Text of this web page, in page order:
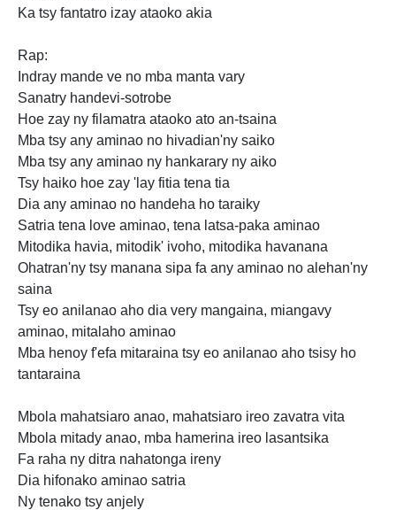
Ka tsy fantatro izay ataoko akia
Rap:
Indray mande ve no mba manta vary
Sanatry handevi-sotrobe
Hoe zay ny filamatra ataoko ato an-tsaina
Mba tsy any aminao no hivadian'ny saiko
Mba tsy any aminao ny hankarary ny aiko
Tsy haiko hoe zay 'lay fitia tena tia
Dia any aminao no handeha ho taraiky
Satria tena love aminao, tena latsa-paka aminao
Mitodika havia, mitodik' ivoho, mitodika havanana
Ohatran'ny tsy manana sipa fa any aminao no alehan'ny
saina
Tsy eo anilanao aho dia very mangaina, miangavy
aminao, mitalaho aminao
Mba henoy f'efa mitaraina tsy eo anilanao aho tsisy ho
tantaraina
Mbola mahatsiaro anao, mahatsiaro ireo zavatra vita
Mbola mitady anao, mba hamerina ireo lasantsika
Fa raha ny ditra nahatonga ireny
Dia hifonako aminao satria
Ny tenako tsy anjely